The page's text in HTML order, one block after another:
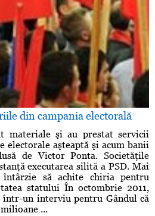
din campania electorală
materiale şi au prestat servicii
electorale aşteaptă şi acum banii
de Victor Ponta. Societăţile
executarea silită a PSD. Mai
întârzie să achite chiria pentru
statului În octombrie 2011,
într-un interviu pentru Gândul că
...